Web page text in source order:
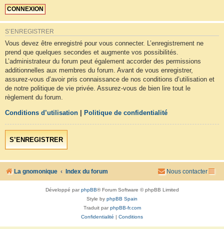
S’ENREGISTRER
Vous devez être enregistré pour vous connecter. L’enregistrement ne
prend que quelques secondes et augmente vos possibilités.
L’administrateur du forum peut également accorder des permissions
additionnelles aux membres du forum. Avant de vous enregistrer,
assurez-vous d’avoir pris connaissance de nos conditions d’utilisation et
de notre politique de vie privée. Assurez-vous de bien lire tout le
règlement du forum.
Conditions d’utilisation Politique de confidentialité
S’ENREGISTRER
La gnomonique Index du forum Nous contacter
Développé parphpBB® Forum Software © phpBB Limited
Style by phpBB Spain
Traduit parphpBB-fr.com
Confidentialité
Conditions